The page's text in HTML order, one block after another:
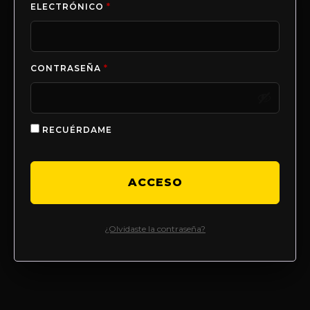
ELECTRÓNICO *
CONTRASEÑA *
RECUÉRDAME
ACCESO
¿Olvidaste la contraseña?